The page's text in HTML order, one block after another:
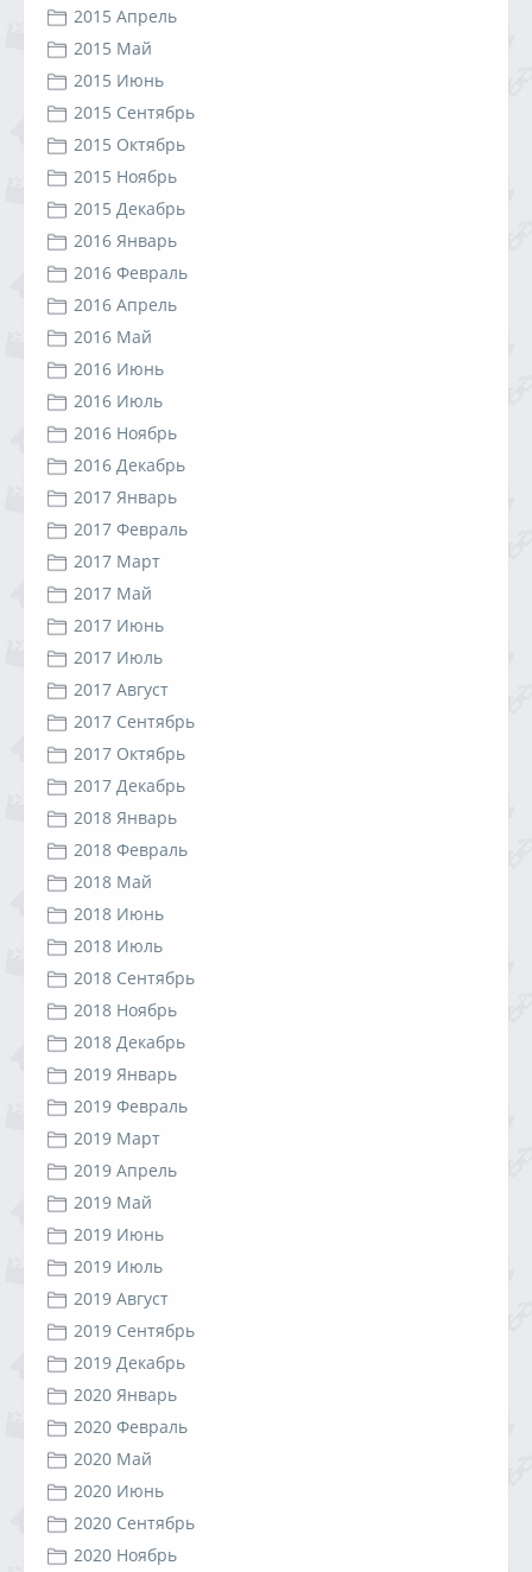
2015 Апрель
2015 Май
2015 Июнь
2015 Сентябрь
2015 Октябрь
2015 Ноябрь
2015 Декабрь
2016 Январь
2016 Февраль
2016 Апрель
2016 Май
2016 Июнь
2016 Июль
2016 Ноябрь
2016 Декабрь
2017 Январь
2017 Февраль
2017 Март
2017 Май
2017 Июнь
2017 Июль
2017 Август
2017 Сентябрь
2017 Октябрь
2017 Декабрь
2018 Январь
2018 Февраль
2018 Май
2018 Июнь
2018 Июль
2018 Сентябрь
2018 Ноябрь
2018 Декабрь
2019 Январь
2019 Февраль
2019 Март
2019 Апрель
2019 Май
2019 Июнь
2019 Июль
2019 Август
2019 Сентябрь
2019 Декабрь
2020 Январь
2020 Февраль
2020 Май
2020 Июнь
2020 Сентябрь
2020 Ноябрь